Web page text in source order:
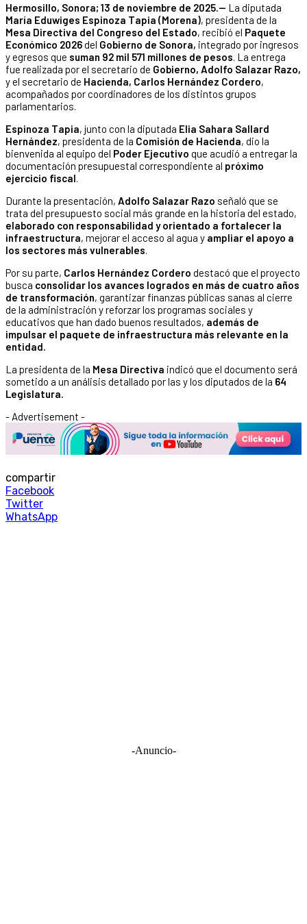
Hermosillo, Sonora; 13 de noviembre de 2025.— La diputada
María Eduwiges Espinoza Tapia (Morena), presidenta de la
Mesa Directiva del Congreso del Estado, recibió el Paquete
Económico 2026del Gobierno de Sonora, integrado por ingresos
y egresos que suman 92 mil 571 millones de pesos. La entrega
fue realizada por el secretario de Gobierno, Adolfo Salazar Razo,
y el secretario de Hacienda, Carlos Hernández Cordero,
acompañados por coordinadores de los distintos grupos
parlamentarios.
Espinoza Tapia, junto con la diputada Elia Sahara Sallard
Hernández, presidenta de la Comisión de Hacienda, dio la
bienvenida al equipo del Poder Ejecutivo que acudió a entregar la
documentación presupuestal correspondiente al próximo
ejercicio fiscal.
Durante la presentación, Adolfo Salazar Razo señaló que se
trata del presupuesto social más grande en la historia del estado,
elaborado con responsabilidad y orientado a fortalecer la
infraestructura, mejorar el acceso al agua y ampliar el apoyo a
los sectores más vulnerables.
Por su parte, Carlos Hernández Cordero destacó que el proyecto
busca consolidar los avances logrados en más de cuatro años
de transformación, garantizar finanzas públicas sanas al cierre
de la administración y reforzar los programas sociales y
educativos que han dado buenos resultados, además de
impulsar el paquete de infraestructura más relevante en la
entidad.
La presidenta de la Mesa Directiva indicó que el documento será
sometido a un análisis detallado por las y los diputados de la 64
Legislatura.
- Advertisement -
compartir
Facebook
Twitter
WhatsApp
-Anuncio-